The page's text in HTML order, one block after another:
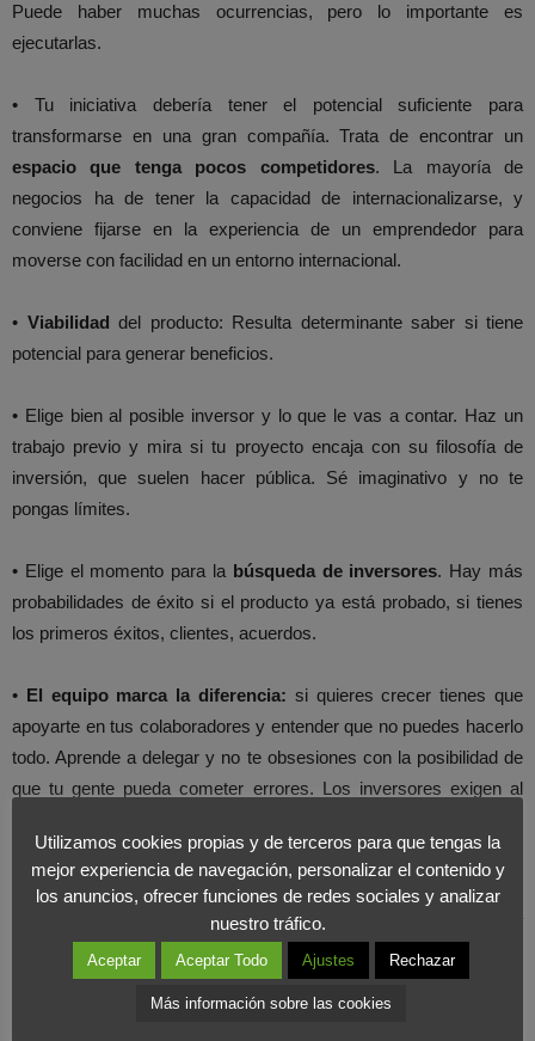
Puede haber muchas ocurrencias, pero lo importante es
ejecutarlas.
• Tu iniciativa debería tener el potencial suficiente para
transformarse en una gran compañía. Trata de encontrar un
espacio que tenga pocos competidores. La mayoría de
negocios ha de tener la capacidad de internacionalizarse, y
conviene fijarse en la experiencia de un emprendedor para
moverse con facilidad en un entorno internacional.
• Viabilidad del producto: Resulta determinante saber si tiene
potencial para generar beneficios.
• Elige bien al posible inversor y lo que le vas a contar. Haz un
trabajo previo y mira si tu proyecto encaja con su filosofía de
inversión, que suelen hacer pública. Sé imaginativo y no te
pongas límites.
• Elige el momento para la búsqueda de inversores. Hay más
probabilidades de éxito si el producto ya está probado, si tienes
los primeros éxitos, clientes, acuerdos.
• El equipo marca la diferencia: si quieres crecer tienes que
apoyarte en tus colaboradores y entender que no puedes hacerlo
todo. Aprende a delegar y no te obsesiones con la posibilidad de
que tu gente pueda cometer errores. Los inversores exigen al
potente capaz de ejecutar el proyecto.
nuevos ritmos de trabajo
, flexibilidad, una
organización horizontal y colaborativa, energía o pasión son
rasgos que distinguen la cultura de las `start up ´.
Utilizamos cookies propias y de terceros para que tengas la
mejor experiencia de navegación, personalizar el contenido y
los anuncios, ofrecer funciones de redes sociales y analizar
nuestro tráfico.
Aceptar Aceptar Todo Ajustes Rechazar
Más información sobre las cookies